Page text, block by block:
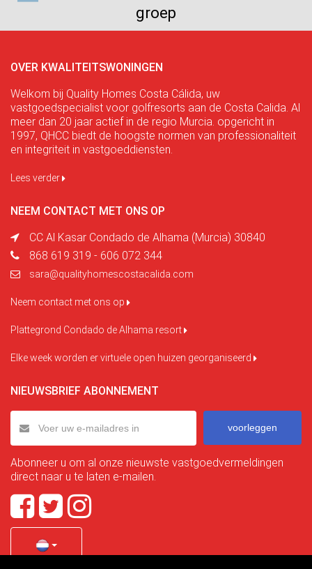
groep
OVER KWALITEITSWONINGEN
Welkom bij Quality Homes Costa Cálida, uw
vastgoedspecialist voor golfresorts aan de Costa Calida. Al
meer dan 20 jaar actief in de regio Murcia. opgericht in
1997, QHCC biedt de hoogste normen van professionaliteit
en integriteit in vastgoeddiensten.
Lees verder
NEEM CONTACT MET ONS OP
CC Al Kasar Condado de Alhama (Murcia) 30840
868 619 319 - 606 072 344
sara@qualityhomescostacalida.com
Neem contact met ons op
Plattegrond Condado de Alhama resort
Elke week worden er virtuele open huizen georganiseerd
NIEUWSBRIEF ABONNEMENT
voorleggen
Abonneer u om al onze nieuwste vastgoedvermeldingen
direct naar u te laten e-mailen.